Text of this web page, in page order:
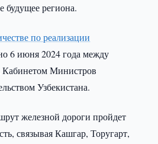
будущее региона.
по реализации
6 июня 2024 года между
Кабинетом Министров
Узбекистана.
железной дороги пройдет
связывая Кашгар, Торугарт,